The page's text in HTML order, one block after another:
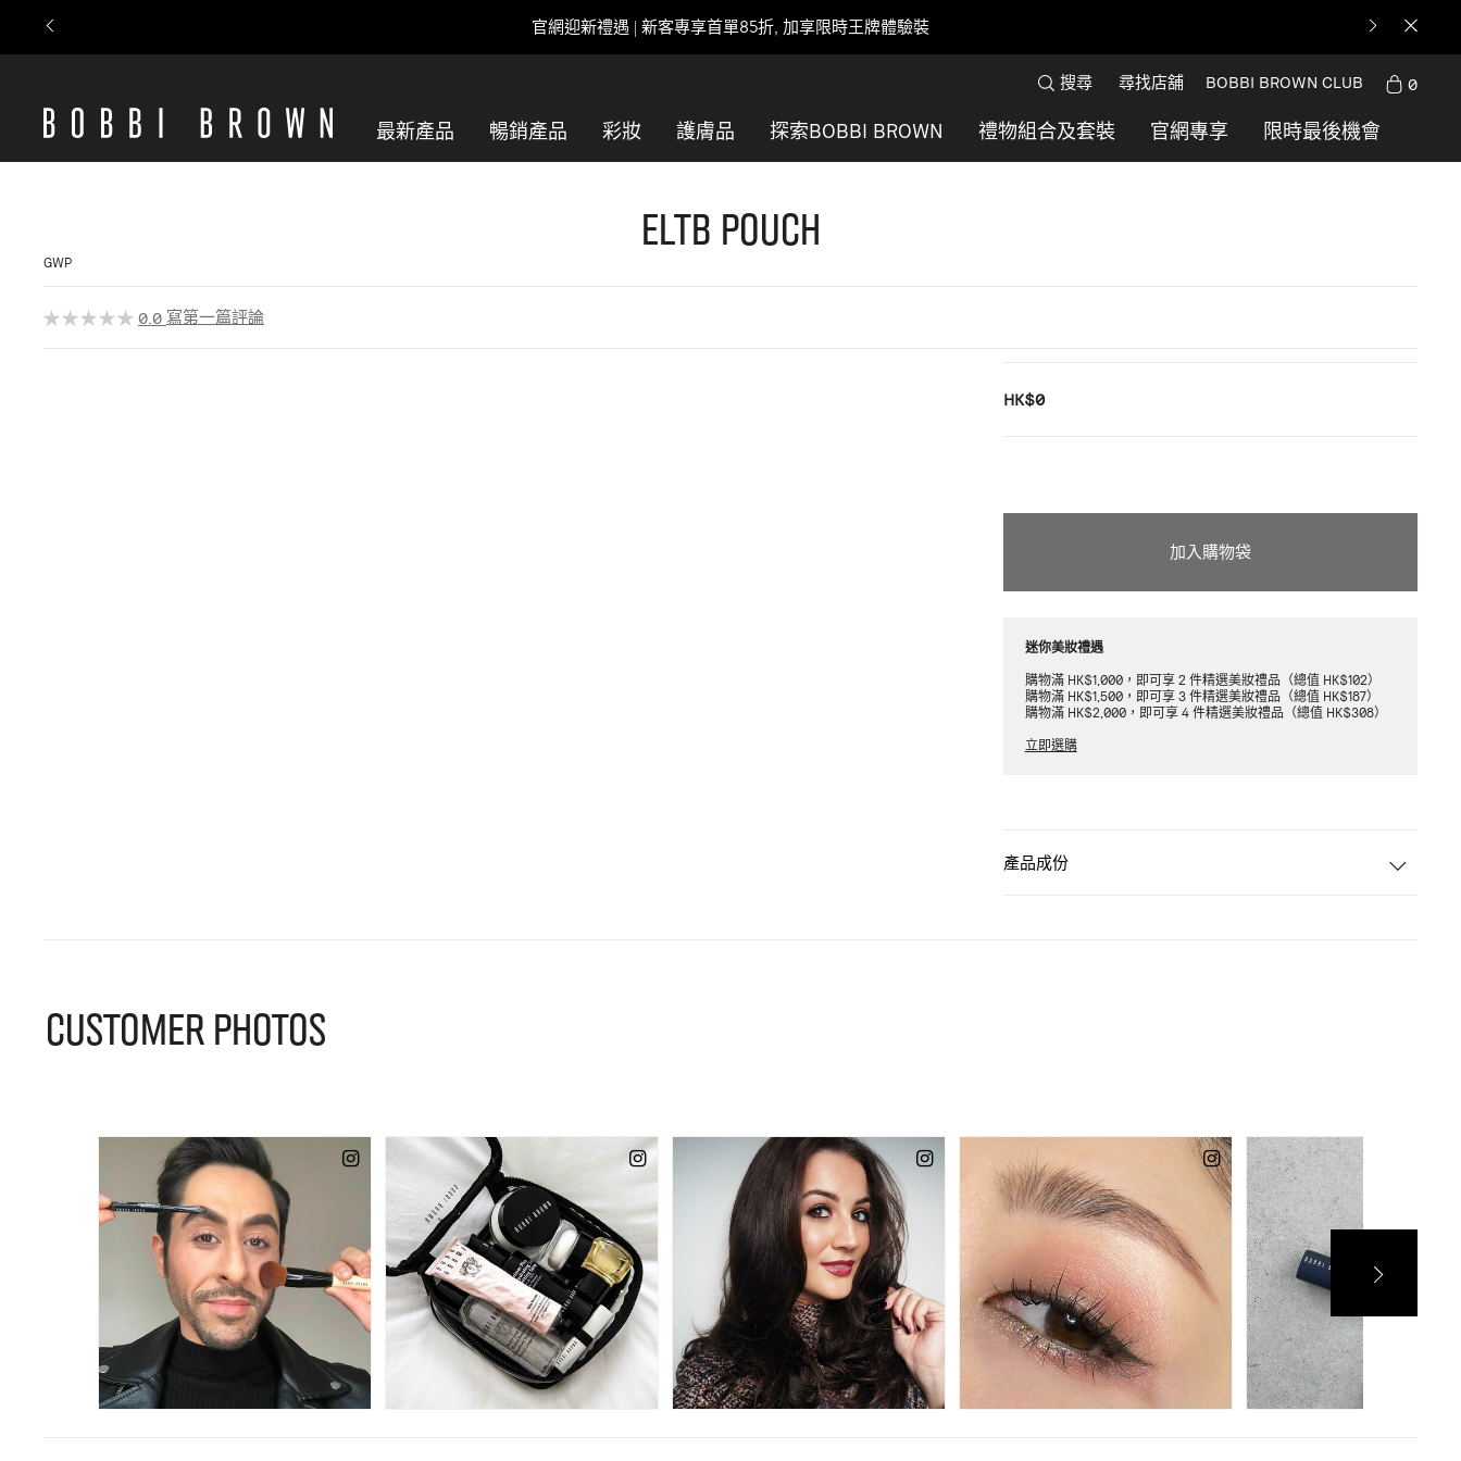
官網迎新禮遇 | 新客專享首單85折, 加享限時王牌體驗裝
最新產品 暢銷產品 彩妝 護膚品 探索BOBBI BROWN 禮物組合及套裝 官網專享 限時最後機會
搜尋 尋找店舖 BOBBI BROWN CLUB 0
ELTB Pouch
GWP
0.0 寫第一篇評論
HK$0
加入購物袋
迷你美妝禮遇
購物滿 HK$1,000，即可享 2 件精選美妝禮品（總值 HK$102）
購物滿 HK$1,500，即可享 3 件精選美妝禮品（總值 HK$187）
購物滿 HK$2,000，即可享 4 件精選美妝禮品（總值 HK$308）
立即選購
產品成份
CUSTOMER PHOTOS